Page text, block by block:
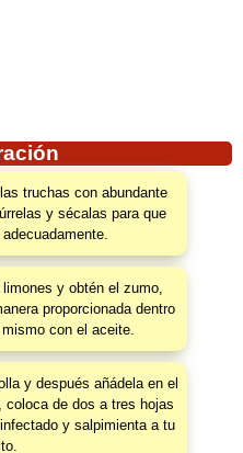
truchas con abundante
y sécalas para que
y obtén el zumo,
proporcionada dentro
con el aceite.
y después añádela en el
coloca de dos a tres hojas
y salpimienta a tu